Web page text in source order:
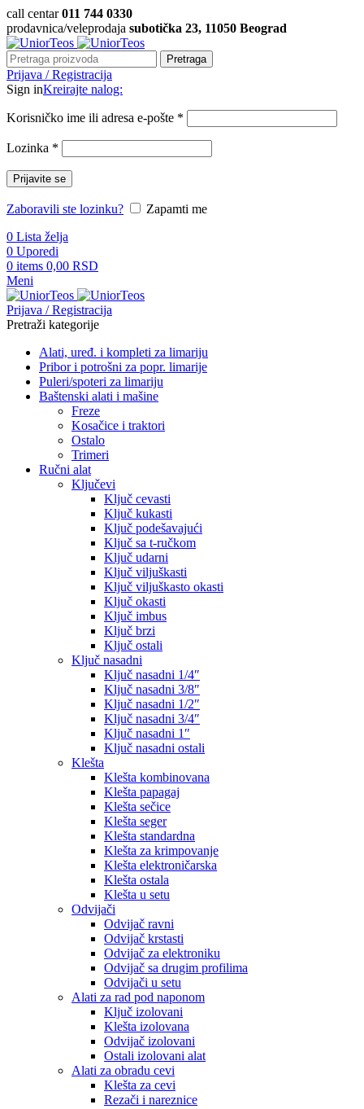
call centar011 744 0330
prodavnica/veleprodaja subotička 23, 11050 Beograd
Pretraga
Prijava / Registracija
Sign inKreirajte nalog:
Korisničko ime ili adresa e-pošte *
Lozinka *
Prijavite se
Zaboravili ste lozinku?
Zapamti me
0 Lista želja
0 Uporedi
0 items 0,00 RSD
Meni
Prijava / Registracija
Pretraži kategorije
Alati, uređ. i kompleti za limariju
Pribor i potrošni za popr. limarije
Puleri/spoteri za limariju
Baštenski alati i mašine
Freze
Kosačice i traktori
Ostalo
Trimeri
Ručni alat
Ključevi
Ključ cevasti
Ključ kukasti
Ključ podešavajući
Ključ sa t-ručkom
Ključ udarni
Ključ viljuškasti
Ključ viljuškasto okasti
Ključ okasti
Ključ imbus
Ključ brzi
Ključ ostali
Ključ nasadni
Ključ nasadni 1/4″
Ključ nasadni 3/8″
Ključ nasadni 1/2″
Ključ nasadni 3/4″
Ključ nasadni 1″
Ključ nasadni ostali
Klešta
Klešta kombinovana
Klešta papagaj
Klešta sečice
Klešta seger
Klešta standardna
Klešta za krimpovanje
Klešta elektroničarska
Klešta ostala
Klešta u setu
Odvijači
Odvijač ravni
Odvijač krstasti
Odvijač za elektroniku
Odvijač sa drugim profilima
Odvijači u setu
Alati za rad pod naponom
Ključ izolovani
Klešta izolovana
Odvijač izolovani
Ostali izolovani alat
Alati za obradu cevi
Klešta za cevi
Rezači i nareznice